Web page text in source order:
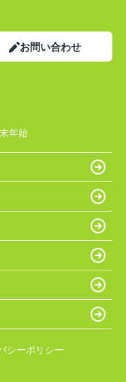
お問い合わせ
年始
シーポリシー